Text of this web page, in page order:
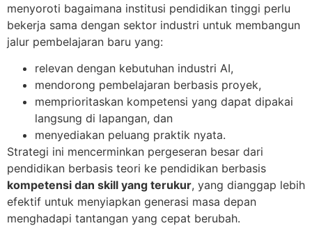
menyoroti bagaimana institusi pendidikan tinggi perlu
bekerja sama dengan sektor industri untuk membangun
jalur pembelajaran baru yang:
relevan dengan kebutuhan industri AI,
mendorong pembelajaran berbasis proyek,
memprioritaskan kompetensi yang dapat dipakai
langsung di lapangan, dan
menyediakan peluang praktik nyata.
Strategi ini mencerminkan pergeseran besar dari
pendidikan berbasis teori ke pendidikan berbasis
kompetensi dan skill yang terukur, yang dianggap lebih
efektif untuk menyiapkan generasi masa depan
menghadapi tantangan yang cepat berubah.